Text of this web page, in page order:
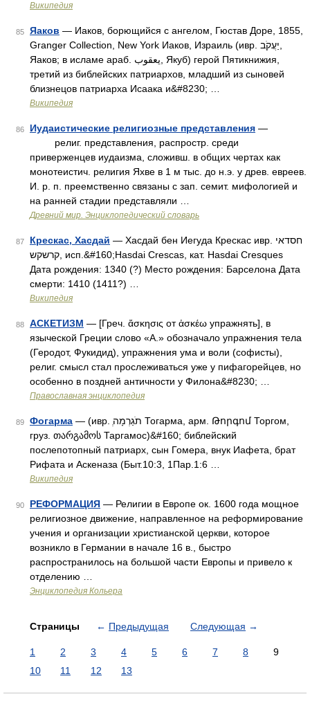
Википедия
85 Яаков — Иаков, борющийся с ангелом, Гюстав Доре, 1855,
Granger Collection, New York Иаков, Израиль (ивр. יַעֲקֹב‎,
Яаков; в исламе араб. يعقوب‎‎, Якуб) герой Пятикнижия,
третий из библейских патриархов, младший из сыновей
близнецов патриарха Исаака и&#8230; …
Википедия
86 Иудаистические религиозные представления —
религ. представления, распростр. среди
приверженцев иудаизма, сложивш. в общих чертах как
монотеистич. религия Яхве в 1 м тыс. до н.э. у древ. евреев.
И. р. п. преемственно связаны с зап. семит. мифологией и
на ранней стадии представляли …
Древний мир. Энциклопедический словарь
87 Крескас, Хасдай — Хасдай бен Иегуда Крескас ивр. חסדאי
קרשקש‎, исп.&#160;Hasdai Crescas, кат. Hasdai Cresques
Дата рождения: 1340 (?) Место рождения: Барселона Дата
смерти: 1410 (1411?) …
Википедия
88 АСКЕТИЗМ — [Греч. ἄσκησις от ἀσκέω упражнять], в
языческой Греции слово «А.» обозначало упражнения тела
(Геродот, Фукидид), упражнения ума и воли (софисты),
религ. смысл стал прослеживаться уже у пифагорейцев, но
особенно в поздней античности у Филона&#8230; …
Православная энциклопедия
89 Фогарма — (ивр. ְתֹגַרְמָה‎ Тогарма, арм. Թորգոմ Торгом,
груз. თარგამოს Таргамос)&#160; библейский
послепотопный патриарх, сын Гомера, внук Иафета, брат
Рифата и Аскеназа (Быт.10:3, 1Пар.1:6 …
Википедия
90 РЕФОРМАЦИЯ — Религии в Европе ок. 1600 года мощное
религиозное движение, направленное на реформирование
учения и организации христианской церкви, которое
возникло в Германии в начале 16 в., быстро
распространилось на большой части Европы и привело к
отделению …
Энциклопедия Кольера
Страницы ← Предыдущая Следующая →
1 2 3 4 5 6 7 8
9
10
11 12 13